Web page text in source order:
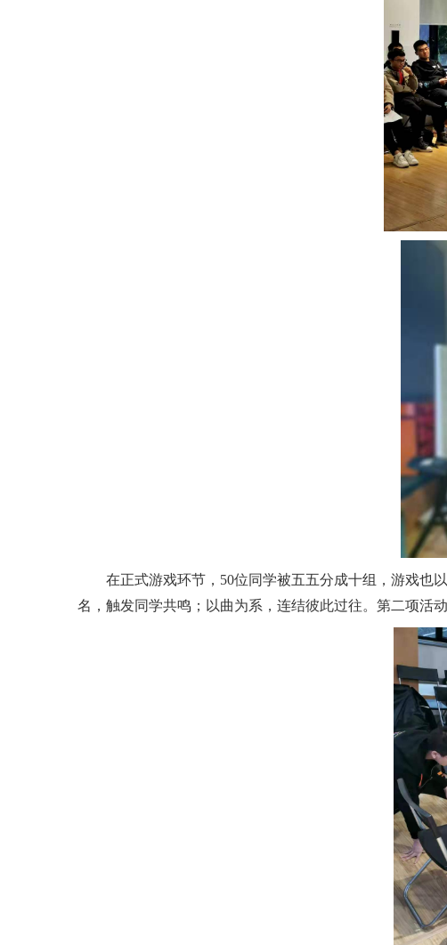
在正式游戏环节， 50位同学被五五分成十组，游戏也
名，触发同学共鸣；以曲为系，连结彼此过往。第二项活